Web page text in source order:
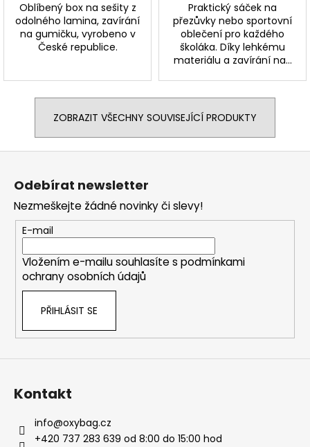
Oblíbený box na sešity z
odolného lamina, zavírání
na gumičku, vyrobeno v
České republice.
Praktický sáček na
přezůvky nebo sportovní
oblečení pro každého
školáka. Díky lehkému
materiálu a zavírání na...
ZOBRAZIT VŠECHNY SOUVISEJÍCÍ PRODUKTY
Z
Odebírat newsletter
Nezmeškejte žádné novinky či slevy!
E-mail
Vložením e-mailu souhlasíte s podmínkami
ochrany osobních údajů
PŘIHLÁSIT SE
Kontakt
info@oxybag.cz
+420 737 283 639 od 8:00 do 15:00 hod